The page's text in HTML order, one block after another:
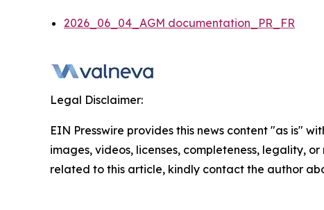
2026_06_04_AGM documentation_PR_FR
Legal Disclaimer:
EIN Presswire provides this news content "as is"
images, videos, licenses, completeness, legality,
related to this article, kindly contact the author